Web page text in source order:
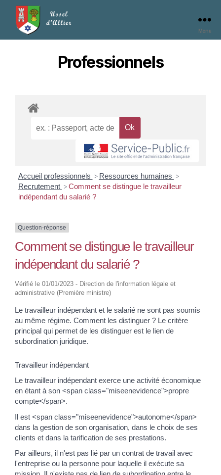
Menu
Professionnels
Accueil professionnels > Ressources humaines >
Recrutement > Comment se distingue le travailleur
indépendant du salarié ?
Question-réponse
Comment se distingue le travailleur
indépendant du salarié ?
Vérifié le 01/01/2023 - Direction de l'information légale et
administrative (Première ministre)
Le travailleur indépendant et le salarié ne sont pas soumis
au même régime. Comment les distinguer ? Le critère
principal qui permet de les distinguer est le lien de
subordination juridique.
Travailleur indépendant
Le travailleur indépendant exerce une activité économique
en étant à son <span class="miseenevidence">propre
compte</span>.
Il est <span class="miseenevidence">autonome</span>
dans la gestion de son organisation, dans le choix de ses
clients et dans la tarification de ses prestations.
Par ailleurs, il n'est pas lié par un contrat de travail avec
l'entreprise ou la personne pour laquelle il exécute sa